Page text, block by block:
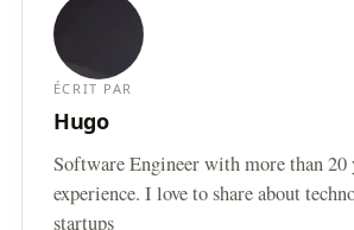
ÉCRIT PAR
Hugo
Software Engineer with more than 20
experience. I love to share about
startups